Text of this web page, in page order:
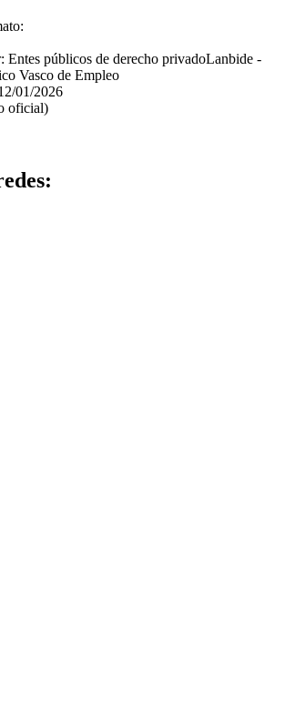
Entes públicos de derecho privadoLanbide -
Vasco de Empleo
01/2026
oficial)